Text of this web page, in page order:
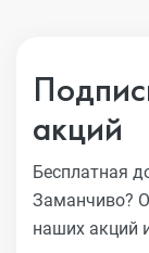
акций
Бесплатная
Заманчиво?
наших акций